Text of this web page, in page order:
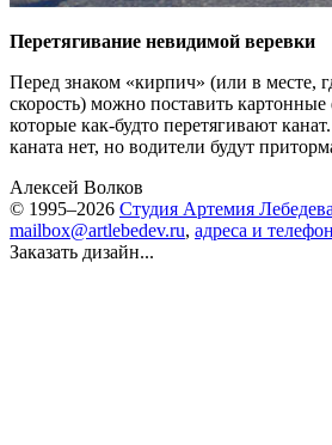
Перетягивание невидимой веревки
Перед знаком «кирпич» (или в месте,
скорость) можно поставить
которые как-будто перетягивают
каната нет, но водители будут
Алексей Волков
© 1995–2026 Студия Артемия Лебедева
mailbox@artlebedev.ru, адреса и
Заказать дизайн...